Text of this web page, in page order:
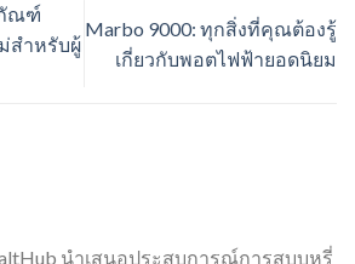
ภัณฑ์
สำหรับผู้
Marbo 9000: ทุกสิ่งที่คุณต้องรู้
เกี่ยวกับพอตไฟฟ้ายอดนิยม
นำเสนอประสบการณ์การสูบบุหรี่